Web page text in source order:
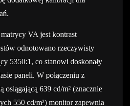
VA jest kontrast
odnotowano rzeczywisty
5350:1, co stanowi doskonały
paneli. W połączeniu z
osiągającą 639 cd/m² (znacznie
550 cd/m²) monitor zapewnia